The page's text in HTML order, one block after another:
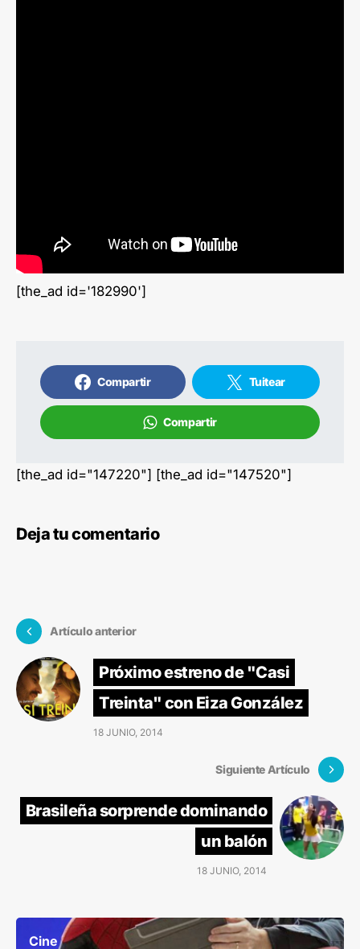
[the_ad id='182990']
Compartir Tuitear
Compartir
[the_ad id="147220"] [the_ad id="147520"]
Deja tu comentario
Artículo anterior
Próximo estreno de "Casi
Treinta" con Eiza González
18 JUNIO, 2014
Siguiente Artículo
Brasileña sorprende dominando
un balón
18 JUNIO, 2014
Cine